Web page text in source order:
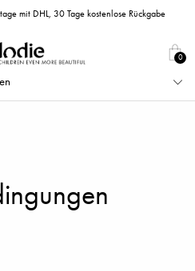
mit DHL, 30 Tage kostenlose Rückgabe
0